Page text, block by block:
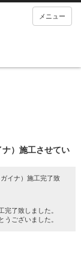
メニュー
）施工させてい
イナ）施工完了致
完了致しました。
うございました。